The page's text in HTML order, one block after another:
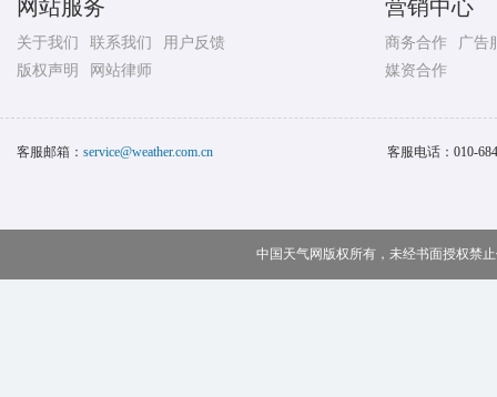
网站服务
关于我们 联系我们
用户反馈
版权声明
网站律师
营销中心
商务合作
广告
媒资合作
客服邮箱： service@weather.com.cn 客服电话： 010-
中国天气网版权所有，未经书面授权